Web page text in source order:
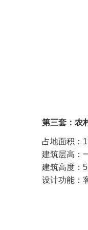
第三套：农
占地面积：
建筑层高：
建筑高度：
设计功能：